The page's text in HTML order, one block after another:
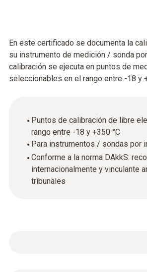
En este certificado se documenta la
su instrumento de medición / sonda
calibración se ejecuta en puntos de
seleccionables en el rango entre -18 y
Puntos de calibración de libre
rango entre -18 y +350 °C
Para instrumentos / sondas por
Conforme a la norma DAkkS:
internacionalmente y vinculante
tribunales